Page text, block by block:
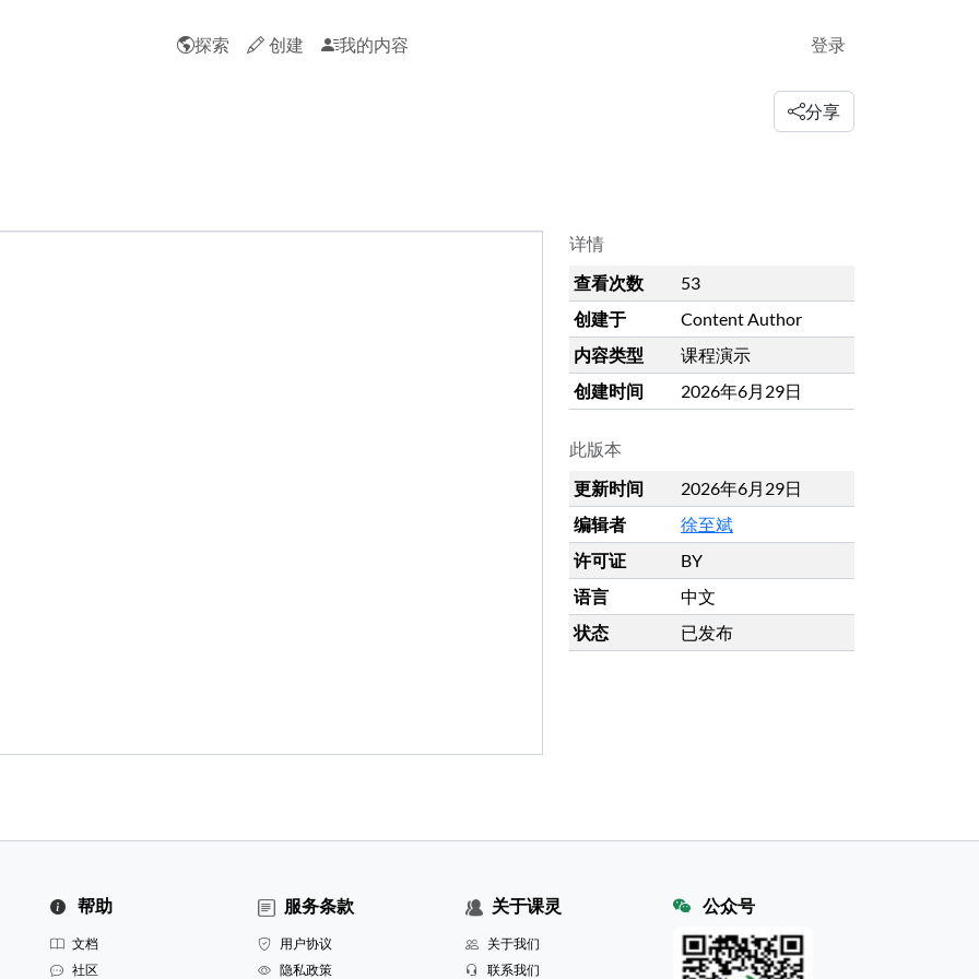
探索 创建 我的内容 登录
分享
详情
查看次数
53
创建于
Content Author
内容类型
课程演示
创建时间
2026年6月29日
此版本
更新时间
2026年6月29日
编辑者
徐至斌
许可证
BY
语言
中文
状态
已发布
帮助
文档
社区
服务条款
用户协议
隐私政策
关于课灵
关于我们
联系我们
公众号